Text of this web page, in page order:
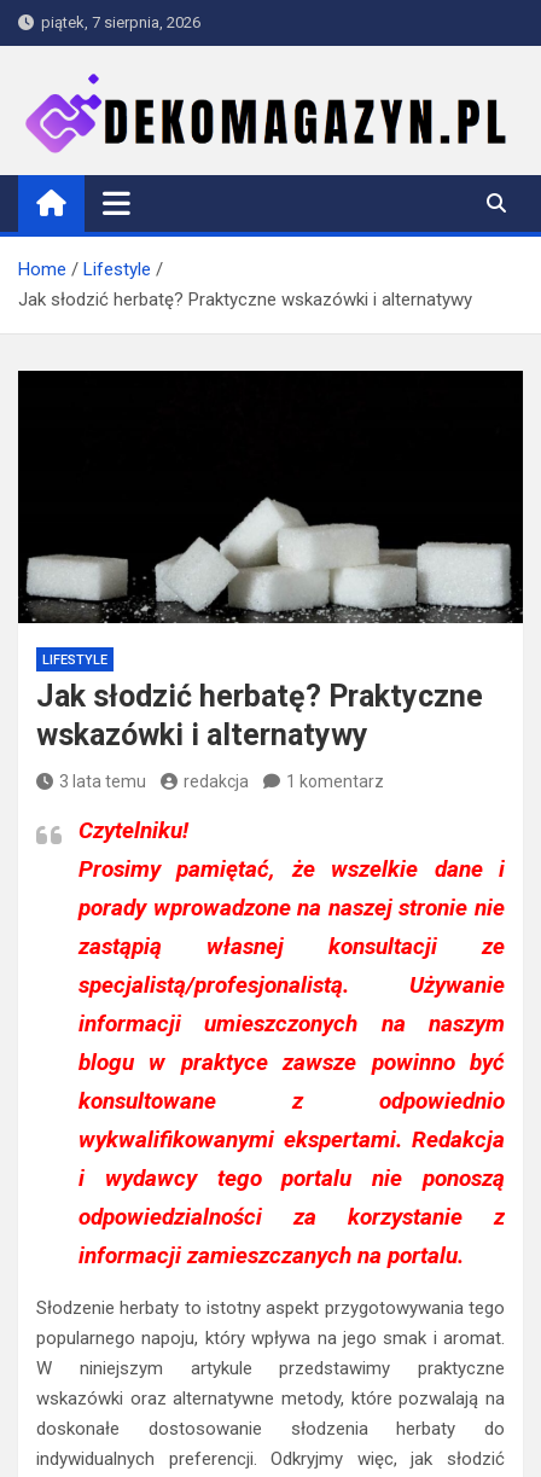
Skip
to
piątek, 7 sierpnia, 2026
dekomagazyn.pl
Blog
Home
Lifestyle
Jak słodzić herbatę? Praktyczne wskazówki i alternatywy
LIFESTYLE
Jak słodzić herbatę? Praktyczne
wskazówki i alternatywy
3 lata temu redakcja 1 komentarz
Czytelniku!
Prosimy pamiętać, że wszelkie dane i
porady wprowadzone na naszej stronie nie
zastąpią własnej konsultacji ze
specjalistą/profesjonalistą. Używanie
informacji umieszczonych na naszym
blogu w praktyce zawsze powinno być
konsultowane z odpowiednio
wykwalifikowanymi ekspertami. Redakcja
i wydawcy tego portalu nie ponoszą
odpowiedzialności za korzystanie z
informacji zamieszczanych na portalu.
Słodzenie herbaty to istotny aspekt przygotowywania tego
popularnego napoju, który wpływa na jego smak i aromat.
W niniejszym artykule przedstawimy praktyczne
wskazówki oraz alternatywne metody, które pozwalają na
doskonałe dostosowanie słodzenia herbaty do
indywidualnych preferencji. Odkryjmy więc, jak słodzić